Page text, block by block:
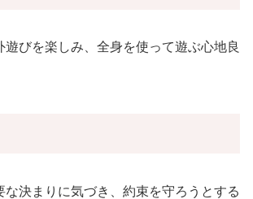
遊びを楽しみ、全身を使って遊ぶ心地良
な決まりに気づき、約束を守ろうとする